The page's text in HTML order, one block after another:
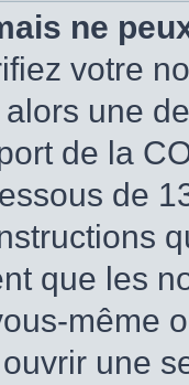
ne
votre
alors une
de la
de
que les
même
une